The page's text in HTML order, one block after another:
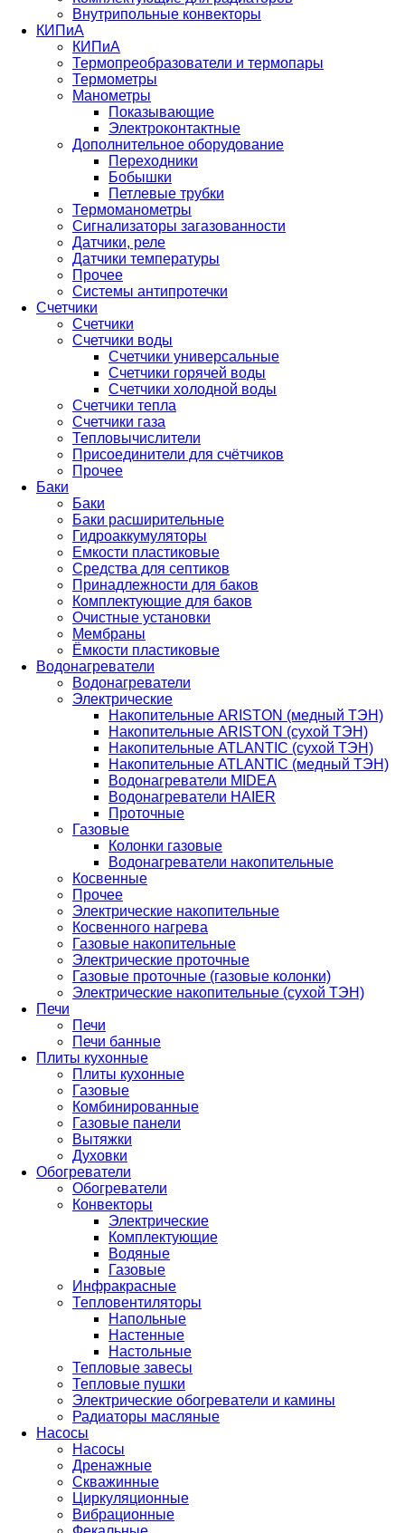
Внутрипольные конвекторы
КИПиА
КИПиА
Термопреобразователи и термопары
Термометры
Манометры
Показывающие
Электроконтактные
Дополнительное оборудование
Переходники
Бобышки
Петлевые трубки
Термоманометры
Сигнализаторы загазованности
Датчики, реле
Датчики температуры
Прочее
Системы антипротечки
Счетчики
Счетчики
Счетчики воды
Счетчики универсальные
Счетчики горячей воды
Счетчики холодной воды
Счетчики тепла
Счетчики газа
Тепловычислители
Присоединители для счётчиков
Прочее
Баки
Баки
Баки расширительные
Гидроаккумуляторы
Емкости пластиковые
Средства для септиков
Принадлежности для баков
Комплектующие для баков
Очистные установки
Мембраны
Ёмкости пластиковые
Водонагреватели
Водонагреватели
Электрические
Накопительные ARISTON (медный ТЭН)
Накопительные ARISTON (сухой ТЭН)
Накопительные ATLANTIC (сухой ТЭН)
Накопительные ATLANTIC (медный ТЭН)
Водонагреватели MIDEA
Водонагреватели HAIER
Проточные
Газовые
Колонки газовые
Водонагреватели накопительные
Косвенные
Прочее
Электрические накопительные
Косвенного нагрева
Газовые накопительные
Электрические проточные
Газовые проточные (газовые колонки)
Электрические накопительные (сухой ТЭН)
Печи
Печи
Печи банные
Плиты кухонные
Плиты кухонные
Газовые
Комбинированные
Газовые панели
Вытяжки
Духовки
Обогреватели
Обогреватели
Конвекторы
Электрические
Комплектующие
Водяные
Газовые
Инфракрасные
Тепловентиляторы
Напольные
Настенные
Настольные
Тепловые завесы
Тепловые пушки
Электрические обогреватели и камины
Радиаторы масляные
Насосы
Насосы
Дренажные
Скважинные
Циркуляционные
Вибрационные